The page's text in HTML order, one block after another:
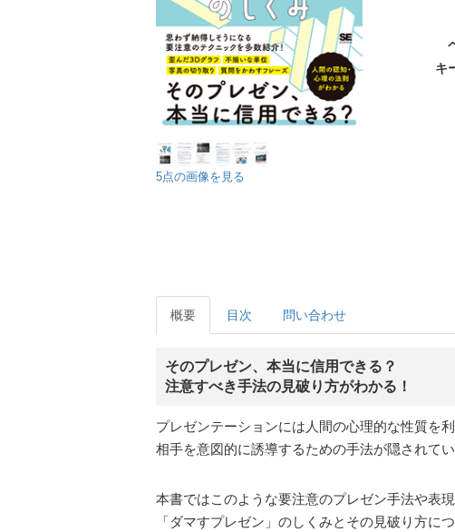
5点の画像を見る
キ
概要 目次 問い合わせ
そのプレゼン、本当に信用できる？
注意すべき手法の見破り方がわかる！
プレゼンテーションには人間の心理的な性質を利
相手を意図的に誘導するための手法が隠されてい
本書ではこのような要注意のプレゼン手法や表現
「ダマすプレゼン」のしくみとその見破り方につ